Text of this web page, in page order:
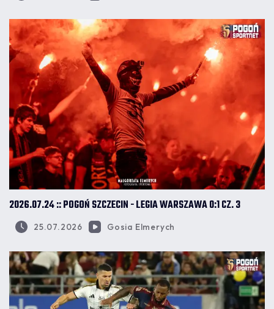
2026.07.24 :: POGOŃ SZCZECIN - LEGIA WARSZAWA 0:1 CZ. 3
25.07.2026 Gosia Elmerych